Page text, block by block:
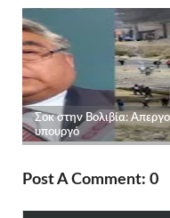
Post A Comment: 0